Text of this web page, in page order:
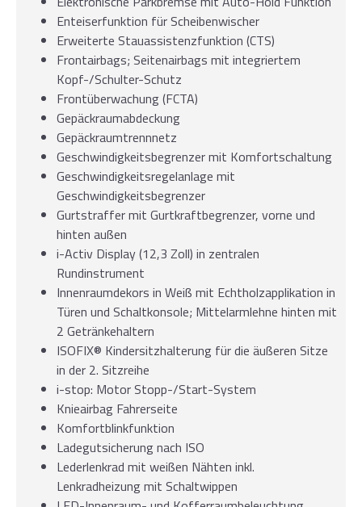
Enteiserfunktion für Scheibenwischer
Erweiterte Stauassistenzfunktion (CTS)
Frontairbags; Seitenairbags mit integriertem
Kopf-/Schulter-Schutz
Frontüberwachung (FCTA)
Gepäckraumabdeckung
Gepäckraumtrennnetz
Geschwindigkeitsbegrenzer mit Komfortschaltung
Geschwindigkeitsregelanlage mit
Geschwindigkeitsbegrenzer
Gurtstraffer mit Gurtkraftbegrenzer, vorne und
hinten außen
i-Activ Display (12,3 Zoll) in zentralen
Rundinstrument
Innenraumdekors in Weiß mit Echtholzapplikation in
Türen und Schaltkonsole; Mittelarmlehne hinten mit
2 Getränkehaltern
ISOFIX® Kindersitzhalterung für die äußeren Sitze
in der 2. Sitzreihe
i-stop: Motor Stopp-/Start-System
Knieairbag Fahrerseite
Komfortblinkfunktion
Ladegutsicherung nach ISO
Lederlenkrad mit weißen Nähten inkl.
Lenkradheizung mit Schaltwippen